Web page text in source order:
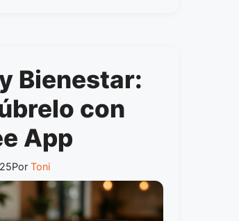
Bienestar:
con
App
Por Toni